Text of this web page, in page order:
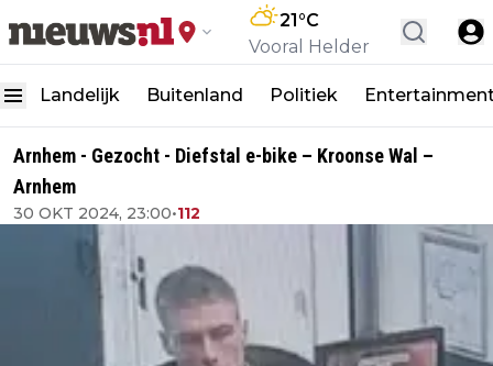
21°C
Vooral Helder
Landelijk Buitenland Politiek
Arnhem - Gezocht - Diefstal e-bike – Kroonse Wal –
Arnhem
30 OKT 2024, 23:00•112